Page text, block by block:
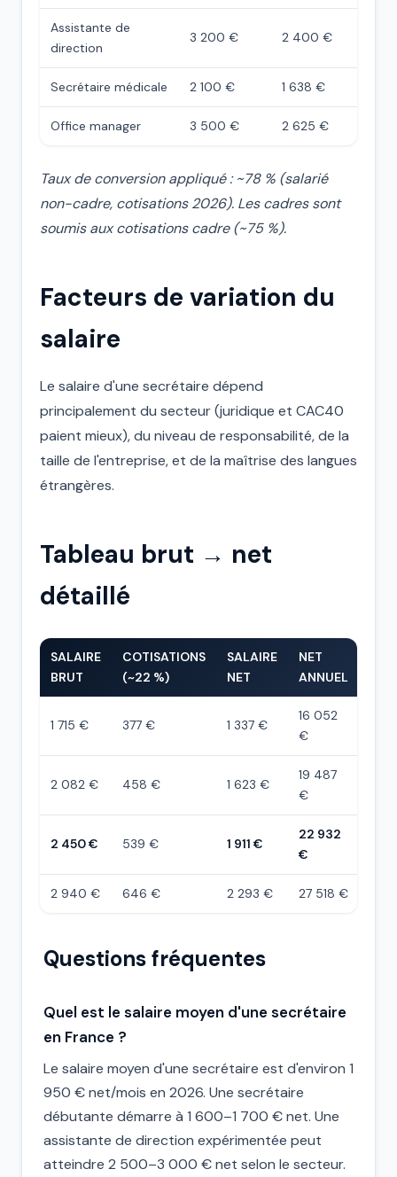
Assistante de
direction
3 200 € 2 400 €
Secrétaire médicale 2 100 € 1 638 €
Office manager 3 500 € 2 625 €
Taux de conversion appliqué : ~78 % (salarié
non-cadre, cotisations 2026). Les cadres sont
soumis aux cotisations cadre (~75 %).
Facteurs de variation du
salaire
Le salaire d'une secrétaire dépend
principalement du secteur (juridique et CAC40
paient mieux), du niveau de responsabilité, de la
taille de l'entreprise, et de la maîtrise des langues
étrangères.
Tableau brut → net
détaillé
SALAIRE
BRUT
COTISATIONS
(~22 %)
SALAIRE
NET
NET
ANNUEL
1 715 € 377 € 1 337 €
16 052
€
2 082 € 458 € 1 623 €
19 487
€
2 450 € 539 € 1 911 €
22 932
€
2 940 € 646 € 2 293 € 27 518 €
Questions fréquentes
Quel est le salaire moyen d'une secrétaire
en France ?
Le salaire moyen d'une secrétaire est d'environ 1
950 € net/mois en 2026. Une secrétaire
débutante démarre à 1 600–1 700 € net. Une
assistante de direction expérimentée peut
atteindre 2 500–3 000 € net selon le secteur.